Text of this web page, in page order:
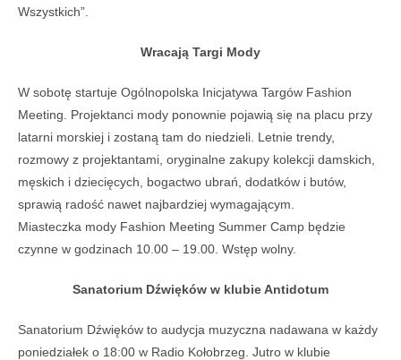
Wszystkich”.
Wracają Targi Mody
W sobotę startuje Ogólnopolska Inicjatywa Targów Fashion
Meeting. Projektanci mody ponownie pojawią się na placu przy
latarni morskiej i zostaną tam do niedzieli. Letnie trendy,
rozmowy z projektantami, oryginalne zakupy kolekcji damskich,
męskich i dziecięcych, bogactwo ubrań, dodatków i butów,
sprawią radość nawet najbardziej wymagającym.
Miasteczka mody Fashion Meeting Summer Camp będzie
czynne w godzinach 10.00 – 19.00. Wstęp wolny.
Sanatorium Dźwięków w klubie Antidotum
Sanatorium Dźwięków to audycja muzyczna nadawana w każdy
poniedziałek o 18:00 w Radio Kołobrzeg. Jutro w klubie